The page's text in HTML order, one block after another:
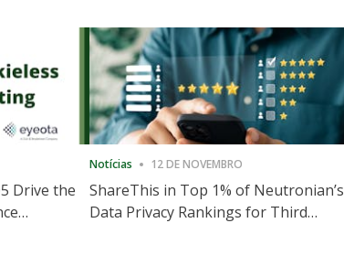
Drive the
Notícias 12 DE NOVEMBRO
ShareThis in Top 1% of Neutronian’s
Data Privacy Rankings for Third